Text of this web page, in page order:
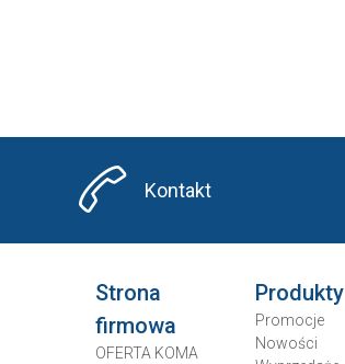
Kontakt
Strona
firmowa
OFERTA KOMA
Produkty
Promocje
Nowości